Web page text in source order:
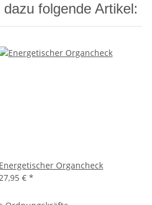
folgende Artikel:
Energetischer Organcheck
€ *